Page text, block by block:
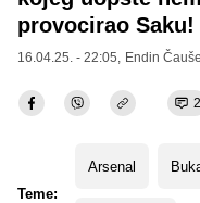
provocirao Saku!
16.04.25. - 22:05, Endin
2
Teme:
Arsenal